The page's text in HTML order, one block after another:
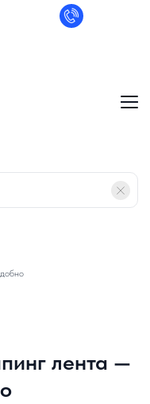
лента —